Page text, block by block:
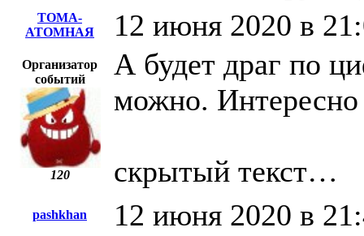
ТОМА-
АТОМНАЯ
12 июня 2020 в
Организатор
событий
120
А будет драг по
можно.
скрытый текст…
pashkhan 12 июня 2020 в